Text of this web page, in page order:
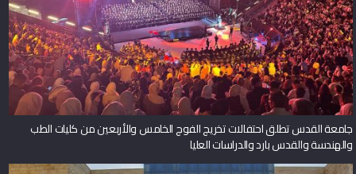
جامعة القدس تطلق احتفالات تخريج الفوج الخامس والأربعين من كليات الطب
والهندسة والقدس بارد والدراسات العليا